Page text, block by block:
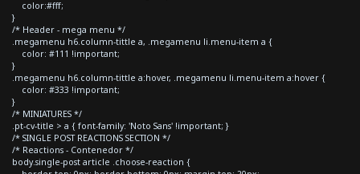
color:#fff;
}
/* Header - mega menu */
.megamenu h6.column-tittle a, .megamenu li.menu-item a {
color: #111 !important;
}
.megamenu h6.column-tittle a:hover, .megamenu li.menu-item a:hover {
color: #333 !important;
}
/* MINIATURES */
.pt-cv-title > a { font-family: 'Noto Sans' !important; }
/* SINGLE POST REACTIONS SECTION */
/* Reactions - Contenedor */
body.single-post article .choose-reaction {